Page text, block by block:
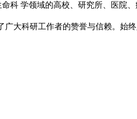
科 学领域的高校、研究所、医院
大科研工作者的赞誉与信赖。始